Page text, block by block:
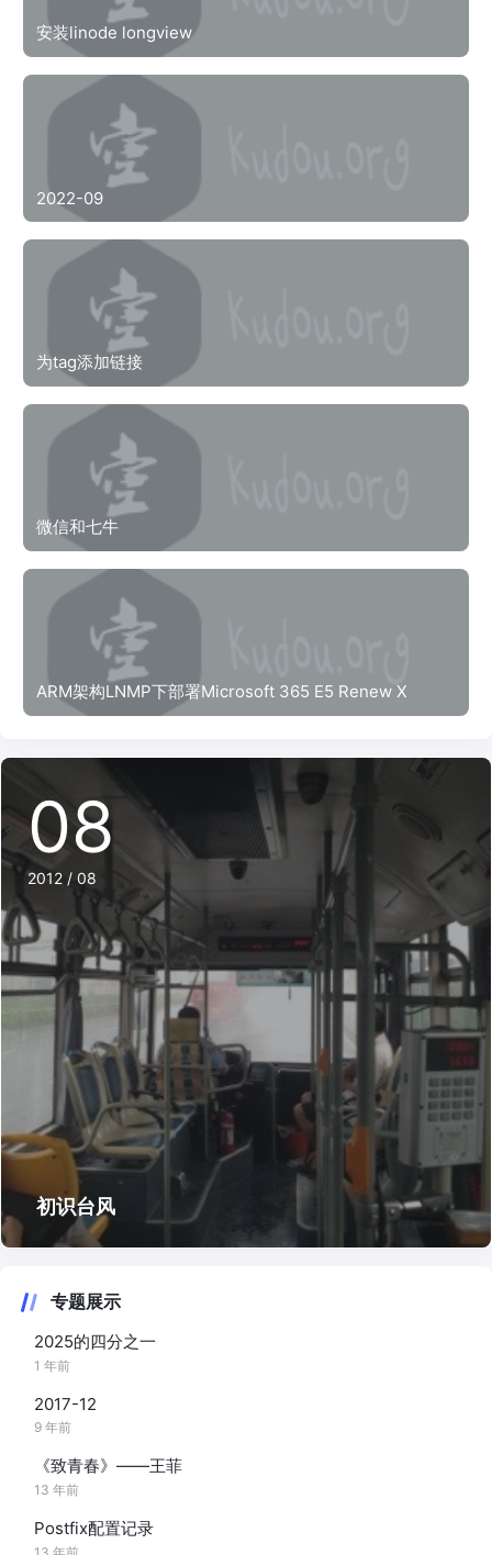
安装linode longview
2022-09
为tag添加链接
微信和七牛
ARM架构LNMP下部署Microsoft 365 E5 Renew X
初识台风
08
2012 / 08
专题展示
2025的四分之一
1 年前
2017-12
9 年前
《致青春》——王菲
13 年前
Postfix配置记录